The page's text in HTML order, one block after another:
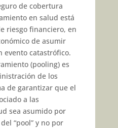
de cobertura
en salud está
riesgo financiero, en
de asumir
evento catastrófico.
(pooling) es
de los
de garantizar que el
a las
sea asumido por
“pool” y no por